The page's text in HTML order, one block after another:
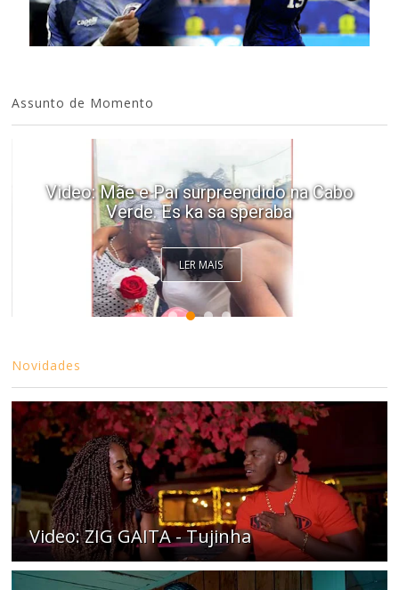
Assunto de Momento
Video: Mãe e Pai surpreendido na Cabo
Verde. Es ka sa speraba
LER MAIS
Novidades
Video: ZIG GAITA - Tujinha